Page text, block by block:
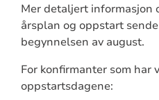
Mer detaljert informasjon
årsplan og oppstart
begynnelsen av august.
For konfirmanter som har
oppstartsdagene: